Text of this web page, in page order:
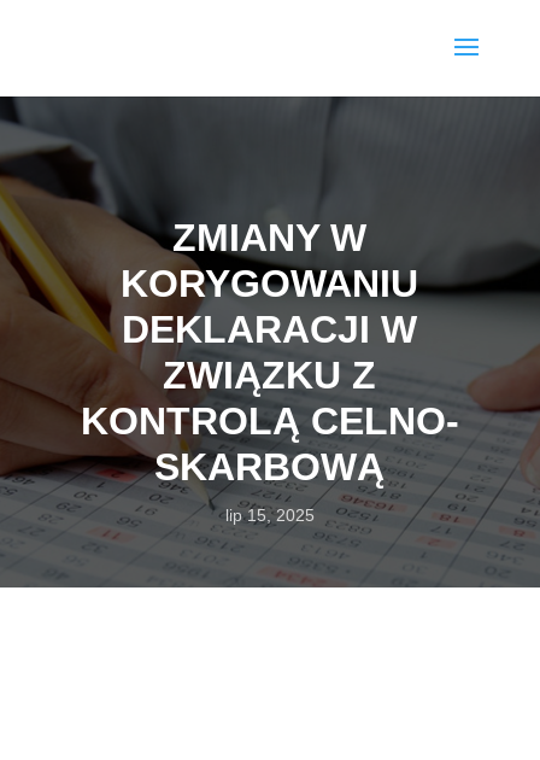
ZMIANY W
KORYGOWANIU
DEKLARACJI W
ZWIĄZKU Z
KONTROLĄ CELNO-
SKARBOWĄ
lip 15, 2025